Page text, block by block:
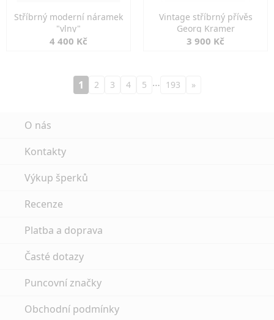
Stříbrný moderní náramek
"vlny"
4 400 Kč
Vintage stříbrný přívěs
Georg Kramer
3 900 Kč
1 2 3 4 5 … 193 »
O nás
Kontakty
Výkup šperků
Recenze
Platba a doprava
Časté dotazy
Puncovní značky
Obchodní podmínky